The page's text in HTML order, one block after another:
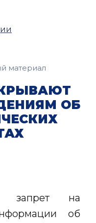
материал
ОБ
запрет на
об